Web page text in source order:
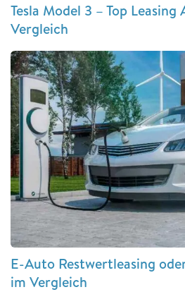
Tesla Model 3 – Top
Vergleich
E-Auto Restwertleasing
im Vergleich